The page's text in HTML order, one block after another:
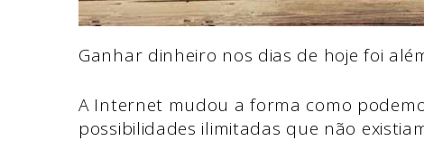
Ganhar dinheiro nos dias de hoje foi
A Internet mudou a forma como
possibilidades ilimitadas que não